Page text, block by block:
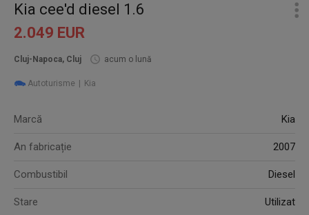
Kia cee'd diesel 1.6
2.049 EUR
Cluj-Napoca, Cluj acum o lună
Autoturisme Kia
Marcă Kia
An fabricație 2007
Combustibil Diesel
Stare Utilizat